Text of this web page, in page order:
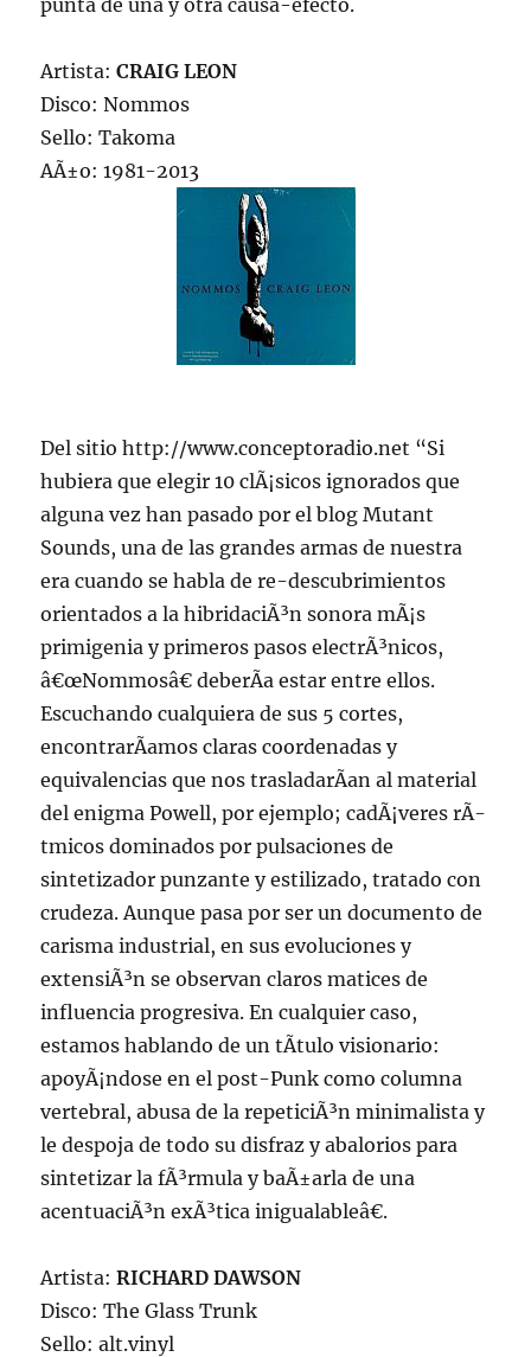
punta de una y otra causa-efecto.
Artista:CRAIG LEON
Disco: Nommos
Sello: Takoma
AÃ±o: 1981-2013
Del sitio http://www.conceptoradio.net “Si
hubiera que elegir 10 clÃ¡sicos ignorados que
alguna vez han pasado por el blog Mutant
Sounds, una de las grandes armas de nuestra
era cuando se habla de re-descubrimientos
orientados a la hibridaciÃ³n sonora mÃ¡s
primigenia y primeros pasos electrÃ³nicos,
â€œNommosâ€ deberÃ­a estar entre ellos.
Escuchando cualquiera de sus 5 cortes,
encontrarÃ­amos claras coordenadas y
equivalencias que nos trasladarÃ­an al material
del enigma Powell, por ejemplo; cadÃ¡veres rÃ­
tmicos dominados por pulsaciones de
sintetizador punzante y estilizado, tratado con
crudeza. Aunque pasa por ser un documento de
carisma industrial, en sus evoluciones y
extensiÃ³n se observan claros matices de
influencia progresiva. En cualquier caso,
estamos hablando de un tÃ­tulo visionario:
apoyÃ¡ndose en el post-Punk como columna
vertebral, abusa de la repeticiÃ³n minimalista y
le despoja de todo su disfraz y abalorios para
sintetizar la fÃ³rmula y baÃ±arla de una
acentuaciÃ³n exÃ³tica inigualableâ€.
Artista:RICHARD DAWSON
Disco: The Glass Trunk
Sello: alt.vinyl